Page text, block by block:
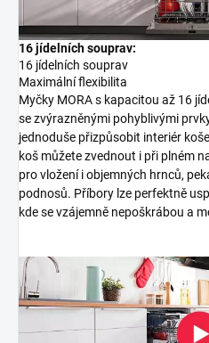
16 jídelních souprav:
16 jídelních souprav
Maximální flexibilita
Myčky MORA s kapacitou až 16
se zvýrazněnými pohyblivými
jednoduše přizpůsobit interiér
koš můžete zvednout i při plném
pro vložení i objemných hrnců,
podnosů. Příbory lze perfektně
kde se vzájemně nepoškrábou a